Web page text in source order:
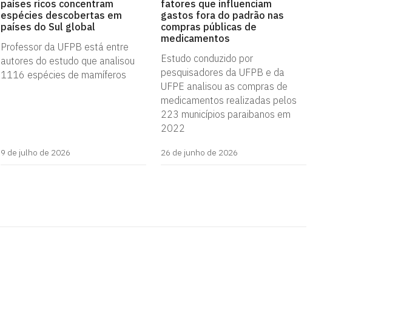
países ricos concentram
espécies descobertas em
países do Sul global
Professor da UFPB está entre
autores do estudo que analisou
1116 espécies de mamíferos
9 de julho de 2026
fatores que influenciam
gastos fora do padrão nas
compras públicas de
medicamentos
Estudo conduzido por
pesquisadores da UFPB e da
UFPE analisou as compras de
medicamentos realizadas pelos
223 municípios paraibanos em
2022
26 de junho de 2026